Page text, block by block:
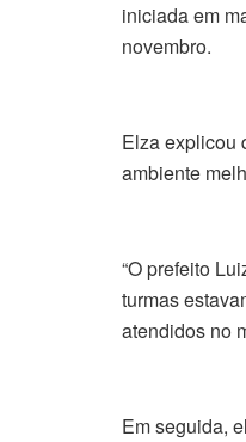
iniciada em
novembro.
Elza explicou
ambiente
“O prefeito
turmas
atendidos no
Em seguida,